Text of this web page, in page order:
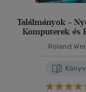
Találmányok +
Komputerek és
Roland
Könyv